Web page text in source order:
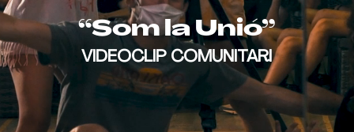
“Som la Unió”
VIDEOCLIP COMUNITARI